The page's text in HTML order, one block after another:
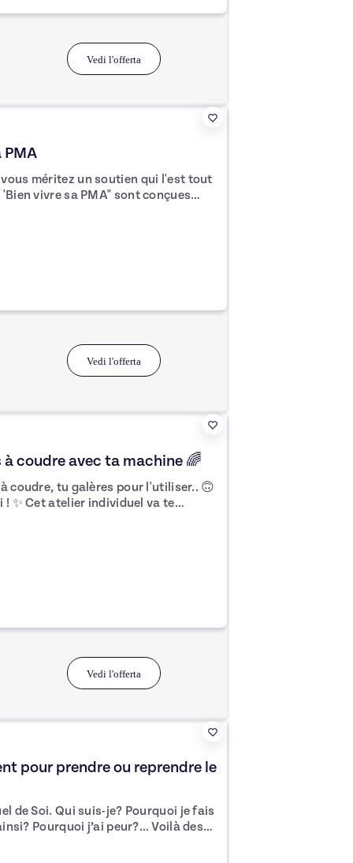
Vedi l'offerta
PMA
méritez un soutien qui l'est tout
je les connais, parceque je
sur les réseaux n'ont fait que
étapes vers votre
Vedi l'offerta
coudre avec ta machine 🌈
coudre, tu galères pour l'utiliser.. 🙃
va te
le jour de
Vedi l'offerta
pour prendre ou reprendre le
je fais
Pourquoi j’ai peur?… Voilà des
gérés différemment selon les